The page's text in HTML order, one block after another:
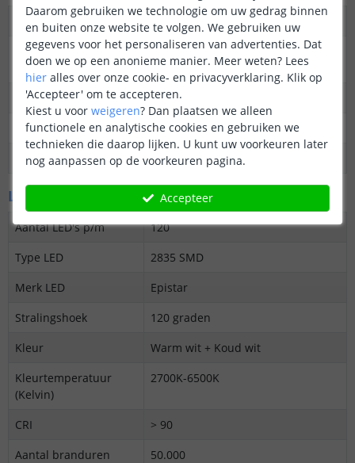
Dimbaar
Ja
3M plakstrip over de
gehele lengte
Ja
Garantie
5 jaar
Op maat te knippen
elke 5 cm
Datasheet
Download
LED's en licht
Aantal LED's p/m
120
Type LED
2835 SMD
Merk LED
Epistar
Stralingshoek
120 graden
Kleur
Warm wit + Koud wit
Kleurtemperatuur
(Kelvin)
2700K-6500K
CRI
> 90
Aantal branduren
50.000
Daarom gebruiken we technologie om uw gedrag binnen
en buiten onze website te volgen. We gebruiken uw
gegevens voor het personaliseren van advertenties. Dat
doen we op een anonieme manier. Meer weten? Lees
hier alles over onze cookie- en privacyverklaring. Klik op
'Accepteer' om te accepteren.
Kiest u voor weigeren? Dan plaatsen we alleen
functionele en analytische cookies en gebruiken we
technieken die daarop lijken. U kunt uw voorkeuren later
nog aanpassen op de voorkeuren pagina.
Accepteer